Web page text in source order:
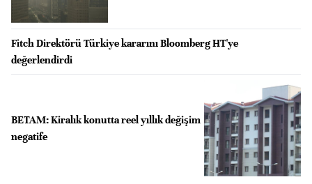
Fitch Direktörü Türkiye kararını Bloomberg HT'ye
değerlendirdi
BETAM: Kiralık konutta reel yıllık değişim
negatife